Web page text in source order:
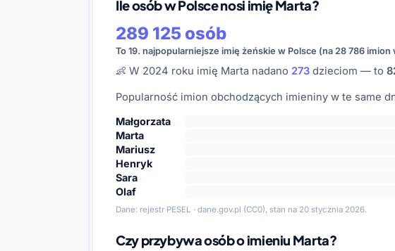
Ile osób w Polsce nosi imię Marta?
289 125 osób
To 19. najpopularniejsze imię żeńskie w Polsce (na 28 786 imion
👶 W 2024 roku imię Marta nadano 273 dzieciom — to
Popularność imion obchodzących imieniny w te same
Małgorzata
Marta
Mariusz
Henryk
Sara
Olaf
Dane: rejestr PESEL · dane.gov.pl (CC0), stan na 20 stycznia 2026.
Czy przybywa osób o imieniu Marta?